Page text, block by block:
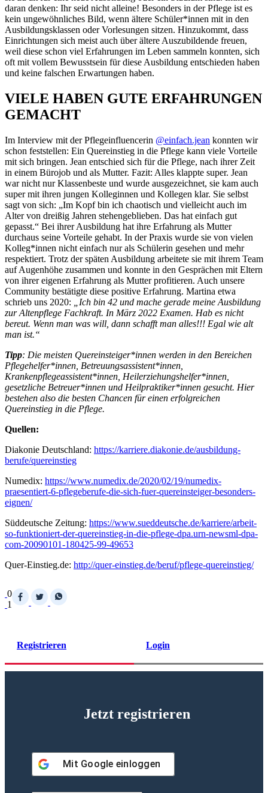
daran denken: Ihr seid nicht alleine! Besonders in der Pflege ist es
kein ungewöhnliches Bild, wenn ältere Schüler*innen mit in den
Ausbildungsklassen oder Vorlesungen sitzen. Hinzukommt, dass
Einrichtungen sich meist auch über ältere Auszubildende freuen,
weil diese schon viel Erfahrungen im Leben sammeln konnten, sich
oft mit vollem Bewusstsein für diese Ausbildung entschieden haben
und keine falschen Erwartungen haben.
VIELE HABEN GUTE ERFAHRUNGEN
GEMACHT
Im Interview mit der Pflegeinfluencerin @einfach.jean konnten wir
schon feststellen: Ein Quereinstieg in die Pflege kann viele Vorteile
mit sich bringen. Jean entschied sich für die Pflege, nach ihrer Zeit
in einem Bürojob und als Mutter. Fazit: Alles klappte super. Jean
war nicht nur Klassenbeste und wurde ausgezeichnet, sie kam auch
super mit ihren jungen Kolleginnen und Kollegen klar. Sie selbst
sagt von sich: „Im Kopf bin ich chaotisch und vielleicht auch im
Alter von dreißig Jahren stehengeblieben. Das hat einfach gut
gepasst.“ Bei ihrer Ausbildung hat ihre Erfahrung als Mutter
durchaus seine Vorteile gehabt. In der Praxis wurde sie von vielen
Kolleg*innen nicht einfach nur als Schülerin gesehen und mehr
respektiert. Trotz der späten Ausbildung arbeitete sie mit ihrem Team
auf Augenhöhe zusammen und konnte in den Gesprächen mit Eltern
von ihrer eigenen Erfahrung als Mutter profitieren. Auch unsere
Community bestätigte diese positive Erfahrung. Martina etwa
schrieb uns 2020:
„Ich bin 42 und mache gerade meine Ausbildung
zur Altenpflege Fachkraft. In März 2022 Examen. Hab es nicht
bereut. Wenn man was will, dann schafft man alles!!! Egal wie alt
man ist.“
Tipp: Die meisten Quereinsteiger*innen werden in den Bereichen
Pflegehelfer*innen, Betreuungsassistent*innen,
Krankenpflegeassistent*innen, Heilerziehungshelfer*innen,
gesetzliche Betreuer*innen und Heilpraktiker*innen gesucht. Hier
bestehen also die besten Chancen für einen erfolgreichen
Quereinstieg in die Pflege.
Quellen:
Diakonie Deutschland: https://karriere.diakonie.de/ausbildung-
berufe/quereinstieg
Numedix: https://www.numedix.de/2020/02/19/numedix-
praesentiert-6-pflegeberufe-die-sich-fuer-quereinsteiger-besonders-
eignen/
Süddeutsche Zeitung: https://www.sueddeutsche.de/karriere/arbeit-
so-funktioniert-der-quereinstieg-in-die-pflege-dpa.urn-newsml-dpa-
com-20090101-180425-99-49653
Quer-Einstieg.de: http://quer-einstieg.de/beruf/pflege-quereinstieg/
0
1
Registrieren Login
Jetzt registrieren
Mit Google einloggen